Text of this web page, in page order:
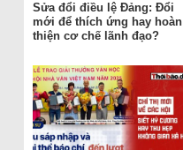
Sửa đổi điều lệ Đảng: Đổi
mới để thích ứng hay hoàn
thiện cơ chế lãnh đạo?